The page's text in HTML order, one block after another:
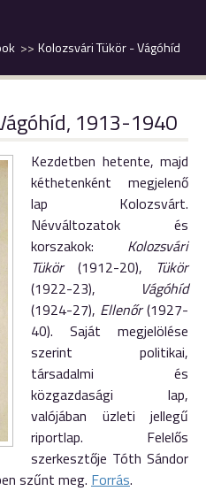
Kolozsvári Tükör - Vágóhíd
1913-1940
Kezdetben hetente, majd
kéthetenként megjelenő
lap Kolozsvárt.
Névváltozatok és
korszakok: Kolozsvári
Tükör(1912-20), Tükör
(1922-23),
Vágóhíd
(1924-27), Ellenőr(1927-
40). Saját megjelölése
szerint politikai,
társadalmi és
közgazdasági lap,
valójában üzleti jellegű
riportlap. Felelős
szerkesztője Tóth Sándor
szűnt meg. Forrás.